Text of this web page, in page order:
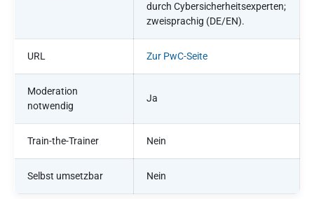
durch Cybersicherheitsexperten;
zweisprachig (DE/EN).
URL Zur PwC-Seite
Moderation
notwendig
Ja
Train-the-Trainer Nein
Selbst umsetzbar Nein